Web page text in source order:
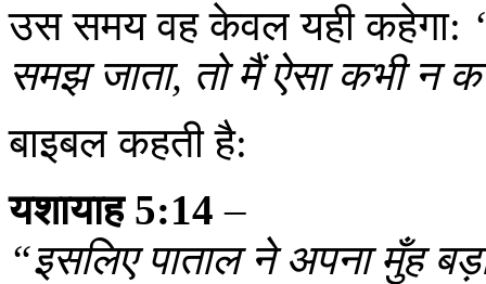
उस समय वह केवल यही कहेगा:
समझ जाता, तो मैं ऐसा कभी न
बाइबल कहती है:
यशायाह 5:14 –
“इसलिए पाताल ने अपना मुँह